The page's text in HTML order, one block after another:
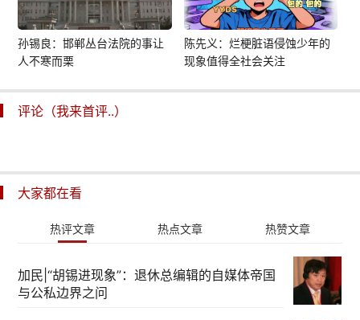
孙锡良：邯郸丛台法院的事让
人不寒而栗
陈先义：烂梗脏语侵蚀少年的
现象值得全社会关注
评论（我来首评..）
大家都在看
热评文章 热点文章 热赞文章
加民|“胡锡进现象”：退休总编辑的自媒体帝国
与公私边界之问